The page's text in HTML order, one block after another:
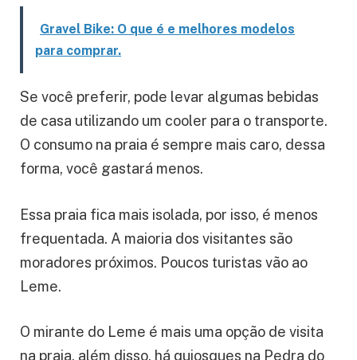
Gravel Bike: O que é e melhores modelos
para comprar.
Se você preferir, pode levar algumas bebidas
de casa utilizando um cooler para o transporte.
O consumo na praia é sempre mais caro, dessa
forma, você gastará menos.
Essa praia fica mais isolada, por isso, é menos
frequentada. A maioria dos visitantes são
moradores próximos. Poucos turistas vão ao
Leme.
O mirante do Leme é mais uma opção de visita
na praia, além disso, há quiosques na Pedra do